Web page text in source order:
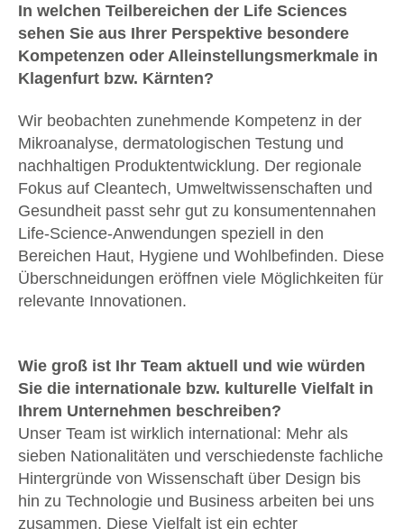
In welchen Teilbereichen der Life Sciences
sehen Sie aus Ihrer Perspektive besondere
Kompetenzen oder Alleinstellungsmerkmale in
Klagenfurt bzw. Kärnten?
Wir beobachten zunehmende Kompetenz in der
Mikroanalyse, dermatologischen Testung und
nachhaltigen Produktentwicklung. Der regionale
Fokus auf Cleantech, Umweltwissenschaften und
Gesundheit passt sehr gut zu konsumentennahen
Life-Science-Anwendungen speziell in den
Bereichen Haut, Hygiene und Wohlbefinden. Diese
Überschneidungen eröffnen viele Möglichkeiten für
relevante Innovationen.
Wie groß ist Ihr Team aktuell und wie würden
Sie die internationale bzw. kulturelle Vielfalt in
Ihrem Unternehmen beschreiben?
Unser Team ist wirklich international: Mehr als
sieben Nationalitäten und verschiedenste fachliche
Hintergründe von Wissenschaft über Design bis
hin zu Technologie und Business arbeiten bei uns
zusammen. Diese Vielfalt ist ein echter